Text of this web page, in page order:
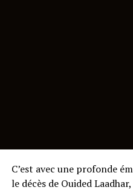
C’est avec une profonde
le décès de Ouided